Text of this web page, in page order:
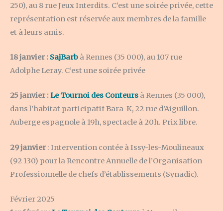
250), au 8 rue Jeux Interdits. C’est une soirée privée, cette
représentation est réservée aux membres de la famille
et à leurs amis.
18 janvier : SajBarb à Rennes (35 000), au 107 rue
Adolphe Leray. C’est une soirée privée
25 janvier :Le Tournoi des Conteurs à Rennes (35 000),
dans l’habitat participatif Bara-K, 22 rue d’Aiguillon.
Auberge espagnole à 19h, spectacle à 20h. Prix libre.
29 janvier : Intervention contée à Issy-les-Moulineaux
(92 130) pour la Rencontre Annuelle de l’Organisation
Professionnelle de chefs d’établissements (Synadic).
Février 2025